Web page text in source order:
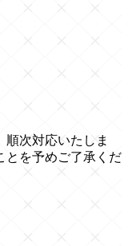
次対応いたしま
とを予めご了承くだ